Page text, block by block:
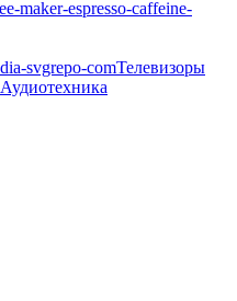
Телевизоры
Аудиотехника